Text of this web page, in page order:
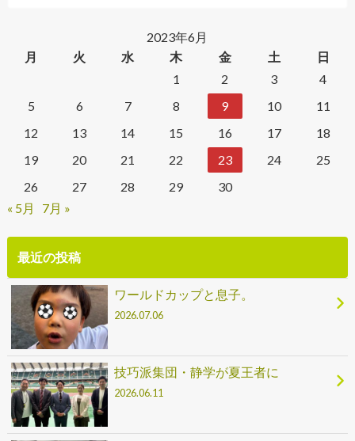
2023年6月
月
火 水 木 金 土
日
1
2 3
4
5
6 7 8 9 10
11
12
13 14 15 16 17
18
19
20 21 22 23 24
25
26
27 28 29
30
« 5月
7月 »
最近の投稿
ワールドカップと息子。
2026.07.06
技巧派集団・静学が夏王者に
2026.06.11